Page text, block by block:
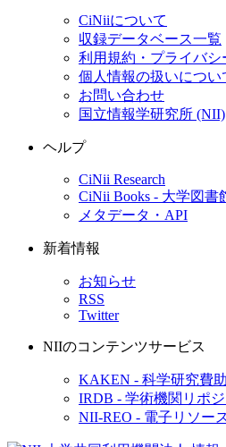
CiNiiについて
収録データベース一覧
利用規約・プライバシ
個人情報の扱いについ
お問い合わせ
国立情報学研究所 (NII)
ヘルプ
CiNii Research
CiNii Books - 大学図書
メタデータ・API
新着情報
お知らせ
RSS
Twitter
NIIのコンテンツサービス
KAKEN - 科学研究費
IRDB - 学術機関リポ
NII-REO - 電子リソー